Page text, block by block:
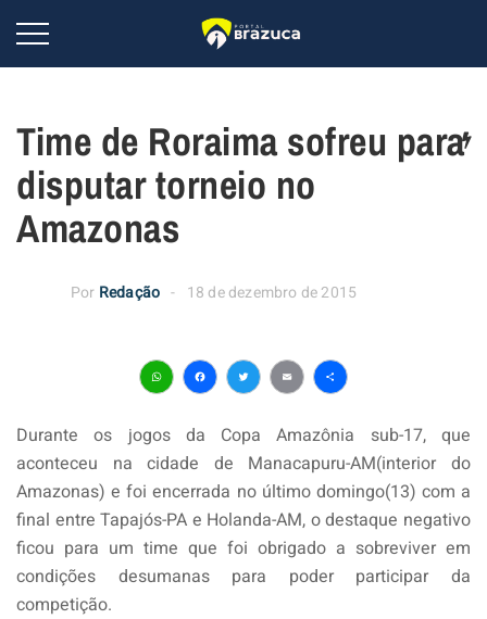
Time de Roraima sofreu para
disputar torneio no
Amazonas
Por Redação 18 de dezembro de 2015
WhatsApp
Facebook
Twitter
EmailShare
Durante os jogos da Copa Amazônia sub-17, que
aconteceu na cidade de Manacapuru-AM(interior do
Amazonas) e foi encerrada no último domingo(13) com a
final entre Tapajós-PA e Holanda-AM, o destaque negativo
ficou para um time que foi obrigado a sobreviver em
condições desumanas para poder participar da
competição.